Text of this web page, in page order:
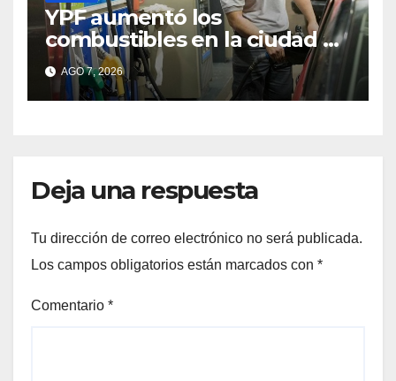
YPF aumentó los
combustibles en la ciudad de
Santa Fe: la nafta súper
superó los $2.100 y llenar el
tanque cuesta más de
AGO 7, 2026
Deja una respuesta
Tu dirección de correo electrónico no será publicada.
Los campos obligatorios están marcados con *
Comentario *